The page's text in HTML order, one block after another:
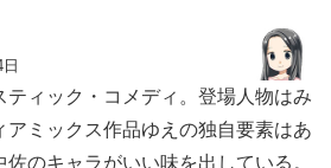
ティック・コメディ。登場人物はみ
アミックス作品ゆえの独自要素はあ
のキャラがいい味を出している。